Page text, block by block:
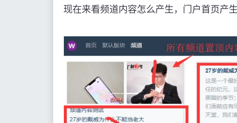
现在来看频道内容怎么产生，门户首页产